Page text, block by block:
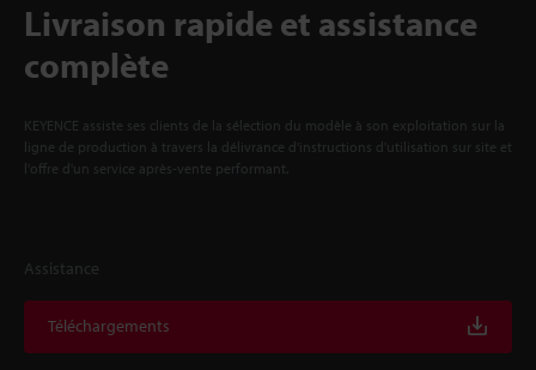
Livraison rapide et assistance
complète
KEYENCE assiste ses clients de la sélection du modèle à son exploitation sur la
ligne de production à travers la délivrance d'instructions d'utilisation sur site et
l'offre d'un service après-vente performant.
Assistance
Téléchargements